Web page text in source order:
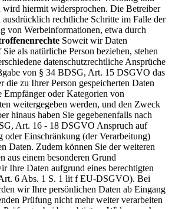
wird hiermit widersprochen. Die Betreiber
ausdrücklich rechtliche Schritte im Falle der
von Werbeinformationen, etwa durch
Soweit wir Daten
als natürliche Person beziehen, stehen
datenschutzrechtliche Ansprüche
von § 34 BDSG, Art. 15 DSGVO das
die zu Ihrer Person gespeicherten Daten
oder Kategorien von
weitergegeben werden, und den Zweck
hinaus haben Sie gegebenenfalls nach
Art. 16 - 18 DSGVO Anspruch auf
oder Einschränkung (der Verarbeitung)
Daten. Zudem können Sie der weiteren
aus einem besonderen Grund
Ihre Daten aufgrund eines berechtigten
6 Abs. 1 S. 1 lit f EU-DSGVO). Bei
wir Ihre persönlichen Daten ab Eingang
Prüfung nicht mehr weiter verarbeiten